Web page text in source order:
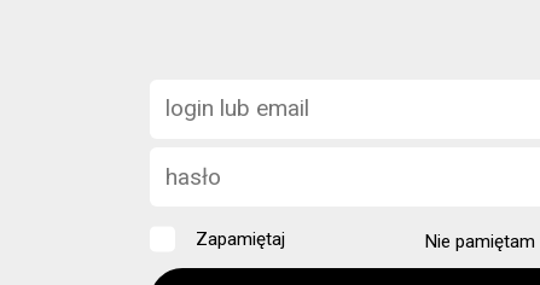
Zapamiętaj Nie pamiętam